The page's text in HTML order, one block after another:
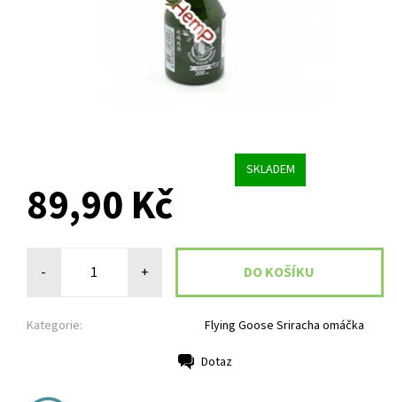
SKLADEM
89,90 Kč
- +
Kategorie: Flying Goose Sriracha omáčka
Dotaz